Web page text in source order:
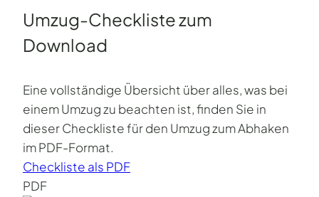
Umzug-Checkliste zum
Download
Eine vollständige Übersicht über alles, was bei
einem Umzug zu beachten ist, finden Sie in
dieser Checkliste für den Umzug zum Abhaken
im PDF-Format.
Checkliste als PDF
PDF